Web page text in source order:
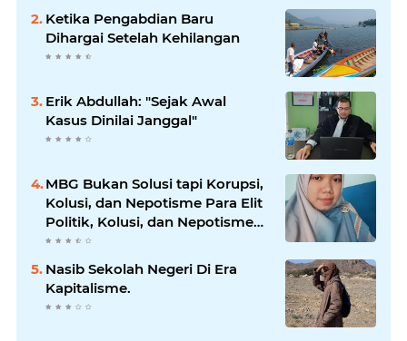
Ketika Pengabdian Baru
Dihargai Setelah Kehilangan
Erik Abdullah: "Sejak Awal
Kasus Dinilai Janggal"
MBG Bukan Solusi tapi Korupsi,
Kolusi, dan Nepotisme Para Elit
Politik, Kolusi, dan Nepotisme
Para Elit Politik
Nasib Sekolah Negeri Di Era
Kapitalisme.